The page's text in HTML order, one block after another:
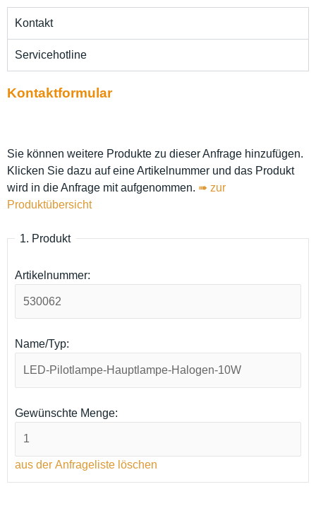
Kontakt
Servicehotline
Kontaktformular
Sie können weitere Produkte zu dieser Anfrage hinzufügen.
Klicken Sie dazu auf eine Artikelnummer und das Produkt
wird in die Anfrage mit aufgenommen. ➠ zur
Produktübersicht
1. Produkt
Artikelnummer:
Name/Typ:
Gewünschte Menge:
aus der Anfrageliste löschen